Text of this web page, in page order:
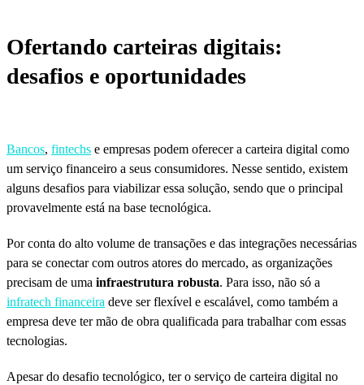
Ofertando carteiras digitais:
desafios e oportunidades
Bancos, fintechs e empresas podem oferecer a carteira digital como
um serviço financeiro a seus consumidores. Nesse sentido, existem
alguns desafios para viabilizar essa solução, sendo que o principal
provavelmente está na base tecnológica.
Por conta do alto volume de transações e das integrações necessárias
para se conectar com outros atores do mercado, as organizações
precisam de uma infraestrutura robusta. Para isso, não só a
infratech financeira deve ser flexível e escalável, como também a
empresa deve ter mão de obra qualificada para trabalhar com essas
tecnologias.
Apesar do desafio tecnológico, ter o serviço de carteira digital no